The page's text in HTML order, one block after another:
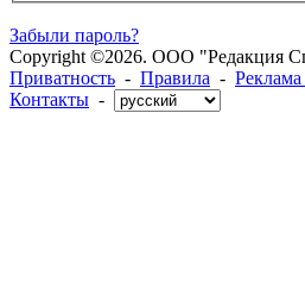
Забыли пароль?
Copyright ©2026. ООО "Редакция
Приватность - Правила -
Контакты -